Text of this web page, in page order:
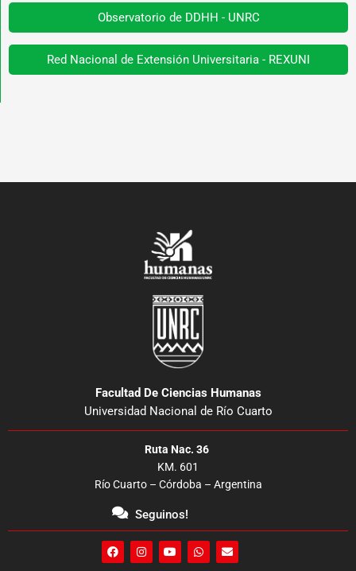
Observatorio de DDHH - UNRC
Red Nacional de Extensión Universitaria - REXUNI
Facultad De Ciencias Humanas
Universidad Nacional de Río Cuarto
Ruta Nac. 36
KM. 601
Río Cuarto – Córdoba – Argentina
Seguinos!
F
a
I
n
Y
o
W
h
E
n